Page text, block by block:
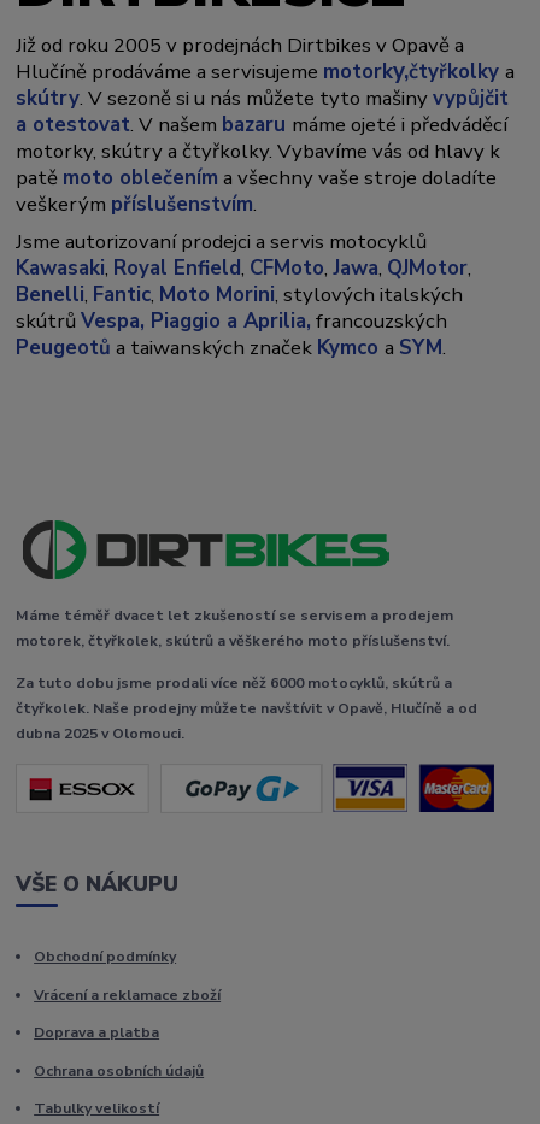
Již od roku 2005 v prodejnách Dirtbikes v Opavě a
Hlučíně prodáváme a servisujeme motorky,čtyřkolkya
skútry. V sezoně si u nás můžete tyto mašinyvypůjčit
a otestovat. V našem bazaru máme ojeté i předváděcí
motorky, skútry a čtyřkolky. Vybavíme vás od hlavy k
patě moto oblečením a všechny vaše stroje doladíte
veškerým příslušenstvím.
Jsme autorizovaní prodejci a servis motocyklů
Kawasaki, Royal Enfield, CFMoto,Jawa, QJMotor,
Benelli, Fantic, Moto Morini, stylových italských
skútrůVespa, Piaggio a Aprilia, francouzských
Peugeotů a taiwanských značek Kymcoa SYM.
Máme téměř dvacet let zkušeností se servisem a prodejem
motorek, čtyřkolek, skútrů a věškerého moto příslušenství.
Za tuto dobu jsme prodali více něž 6000 motocyklů, skútrů a
čtyřkolek. Naše prodejny můžete navštívit v Opavě, Hlučíně a od
dubna 2025 v Olomouci.
VŠE O NÁKUPU
Obchodní podmínky
Vrácení a reklamace zboží
Doprava a platba
Ochrana osobních údajů
Tabulky velikostí